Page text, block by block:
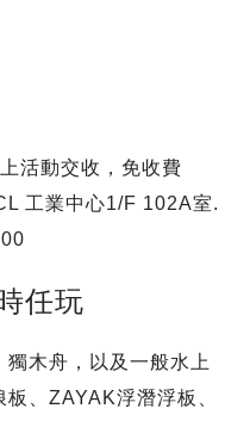
活動交收，免收費
工業中心1/F 102A室.
任玩
木舟，以及一般水上
、ZAYAK浮潛浮板、